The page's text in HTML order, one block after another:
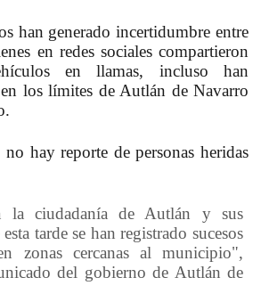
han generado incertidumbre entre
en redes sociales compartieron
en llamas, incluso han
los límites de Autlán de Navarro
hay reporte de personas heridas
la ciudadanía de Autlán y sus
tarde se han registrado sucesos
zonas cercanas al municipio",
del gobierno de Autlán de